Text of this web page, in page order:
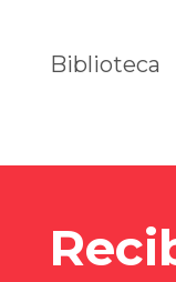
Biblioteca